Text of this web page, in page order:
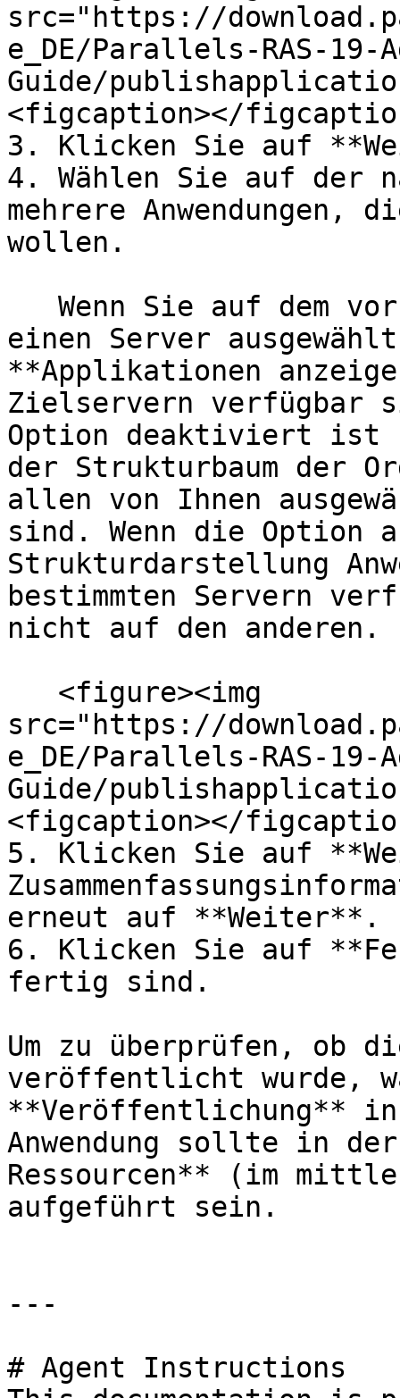
src="https://
e_DE/Parallels-RAS-
Guide/
<figcaption></
3. Klicken Sie auf
4. Wählen Sie auf der
mehrere
wollen.
einen Server
**Applikationen
Zielservern verfügbar
Option deaktiviert ist
der Strukturbaum der
allen von Ihnen
sind. Wenn die
Strukturdarstellung
bestimmten Servern
nicht auf den anderen.
src="https://
e_DE/Parallels-RAS-
Guide/
<figcaption></
5. Klicken Sie auf
erneut auf **Weiter**.
6. Klicken Sie auf
fertig sind.
Um zu überprüfen, ob
veröffentlicht wurde,
**Veröffentlichung** in
Anwendung sollte in
Ressourcen** (im
aufgeführt sein.
---
# Agent Instructions